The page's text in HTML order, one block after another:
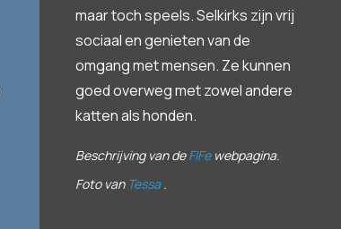
maar toch speels. Selkirks zijn vrij
sociaal en genieten van de
omgang met mensen. Ze kunnen
goed overweg met zowel andere
katten als honden.
Beschrijving van deFIFe webpagina.
Foto van Tessa